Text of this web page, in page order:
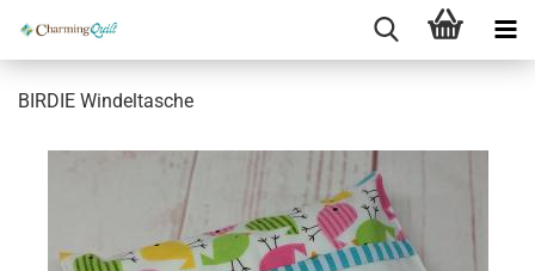
BIRDIE Windeltasche